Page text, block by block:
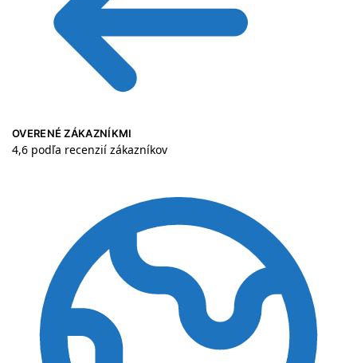
OVERENÉ ZÁKAZNÍKMI
4,6 podľa recenzií zákazníkov